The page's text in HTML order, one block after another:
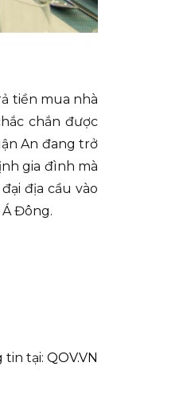
tiền mua nhà
chắn được
An đang trở
gia đình mà
địa cầu vào
Đông.
tin tại: QOV.VN